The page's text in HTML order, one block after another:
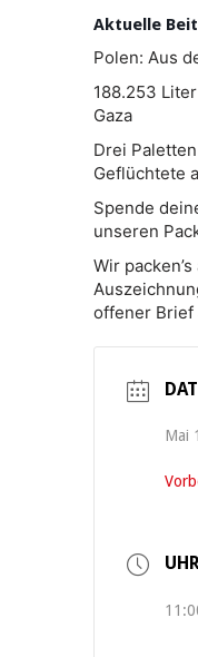
Aktuelle
Polen: Aus
188.253
Gaza
Drei
Geflüchtete
Spende
unseren
Wir
offener Brief
Mai